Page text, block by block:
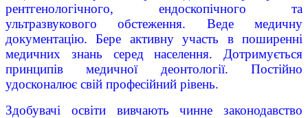
рентгенологічного, ендоскопічного та
ультразвукового обстеження. Веде медичну
документацію. Бере активну участь в поширенні
медичних знань серед населення. Дотримується
принципів медичної деонтології. Постійно
удосконалює свій професійний рівень.
Здобувачі освіти вивчають чинне законодавство